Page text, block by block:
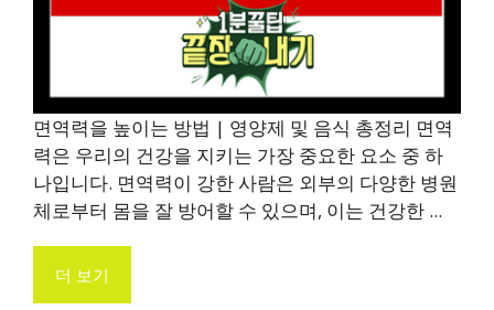
면역력을 높이는 방법 | 영양제 및 음식 총정리 면역
력은 우리의 건강을 지키는 가장 중요한 요소 중 하
나입니다. 면역력이 강한 사람은 외부의 다양한 병원
체로부터 몸을 잘 방어할 수 있으며, 이는 건강한 ...
더 보기